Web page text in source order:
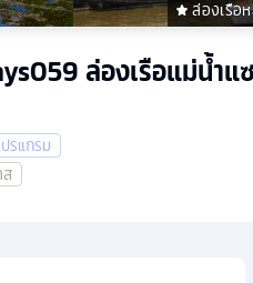
ล่องเรือ
ล่องเรือแม่น้
รแกรม